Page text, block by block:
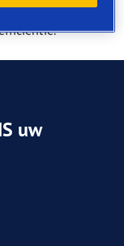
vloot naar een
uw